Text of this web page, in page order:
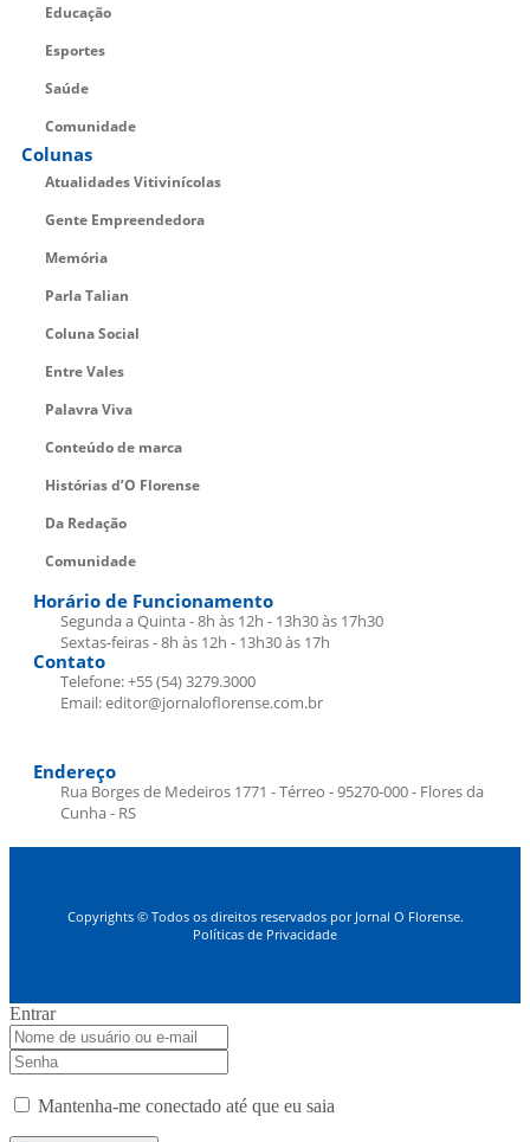
Educação
Esportes
Saúde
Comunidade
Colunas
Atualidades Vitivinícolas
Gente Empreendedora
Memória
Parla Talian
Coluna Social
Entre Vales
Palavra Viva
Conteúdo de marca
Histórias d’O Florense
Da Redação
Comunidade
Horário de Funcionamento
Segunda a Quinta - 8h às 12h - 13h30 às 17h30
Sextas-feiras - 8h às 12h - 13h30 às 17h
Contato
Telefone: +55 (54) 3279.3000
Email: editor@jornaloflorense.com.br
Endereço
Rua Borges de Medeiros 1771 - Térreo - 95270-000 - Flores da
Cunha - RS
Copyrights © Todos os direitos reservados por Jornal O Florense.
Políticas de Privacidade
Entrar
Mantenha-me conectado até que eu saia